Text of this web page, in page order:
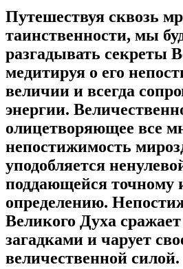
Путешествуя сквозь
таинственности, мы
разгадывать секреты
медитируя о его
величии и всегда
энергии.
олицетворяющее все
непостижимость
уподобляется
поддающейся точному
определению.
Великого Духа
загадками и чарует
величественной силой.